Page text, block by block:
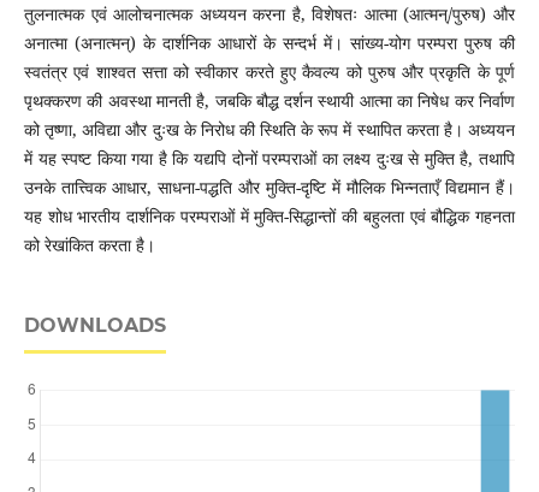
तुलनात्मक एवं आलोचनात्मक अध्ययन करना है, विशेषतः आत्मा (आत्मन्/पुरुष) और
अनात्मा (अनात्मन्) के दार्शनिक आधारों के सन्दर्भ में। सांख्य-योग परम्परा पुरुष की
स्वतंत्र एवं शाश्वत सत्ता को स्वीकार करते हुए कैवल्य को पुरुष और प्रकृति के पूर्ण
पृथक्करण की अवस्था मानती है, जबकि बौद्ध दर्शन स्थायी आत्मा का निषेध कर निर्वाण
को तृष्णा, अविद्या और दुःख के निरोध की स्थिति के रूप में स्थापित करता है। अध्ययन
में यह स्पष्ट किया गया है कि यद्यपि दोनों परम्पराओं का लक्ष्य दुःख से मुक्ति है, तथापि
उनके तात्त्विक आधार, साधना-पद्धति और मुक्ति-दृष्टि में मौलिक भिन्नताएँ विद्यमान हैं।
यह शोध भारतीय दार्शनिक परम्पराओं में मुक्ति-सिद्धान्तों की बहुलता एवं बौद्धिक गहनता
को रेखांकित करता है।
DOWNLOADS